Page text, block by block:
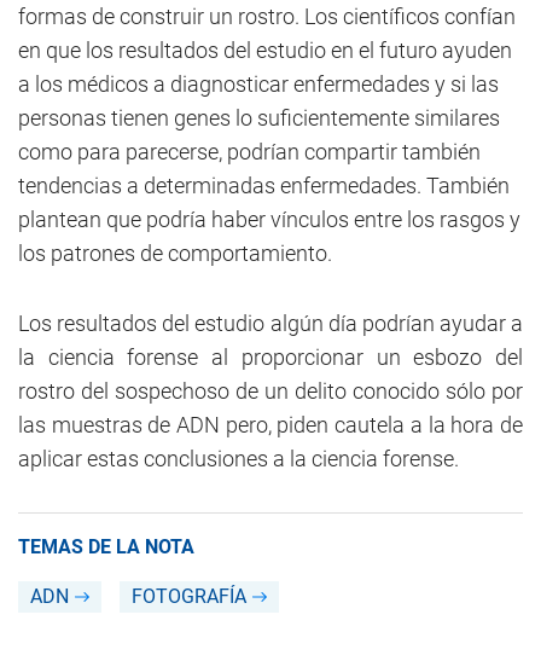
formas de construir un rostro. Los científicos confían
en que los resultados del estudio en el futuro ayuden
a los médicos a diagnosticar enfermedades y si las
personas tienen genes lo suficientemente similares
como para parecerse, podrían compartir también
tendencias a determinadas enfermedades. También
plantean que podría haber vínculos entre los rasgos y
los patrones de comportamiento.
Los resultados del estudio algún día podrían ayudar a
la ciencia forense al proporcionar un esbozo del
rostro del sospechoso de un delito conocido sólo por
las muestras de ADN pero, piden cautela a la hora de
aplicar estas conclusiones a la ciencia forense.
TEMAS DE LA NOTA
ADN FOTOGRAFÍA